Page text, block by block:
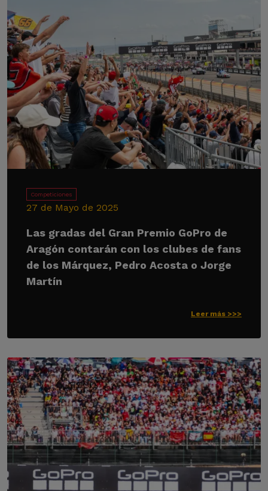
Competiciones
27 de Mayo de 2025
Las gradas del Gran Premio GoPro de
Aragón contarán con los clubes de fans
de los Márquez, Pedro Acosta o Jorge
Martín
Leer más >>>